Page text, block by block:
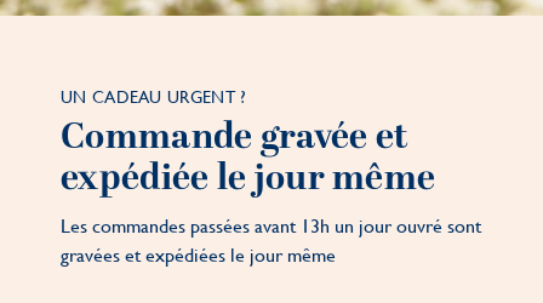
UN CADEAU URGENT ?
Commande gravée et
expédiée le jour même
Les commandes passées avant 13h un jour ouvré sont
gravées et expédiées le jour même